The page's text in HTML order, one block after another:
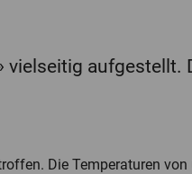
vielseitig aufgestellt.
Die Temperaturen von